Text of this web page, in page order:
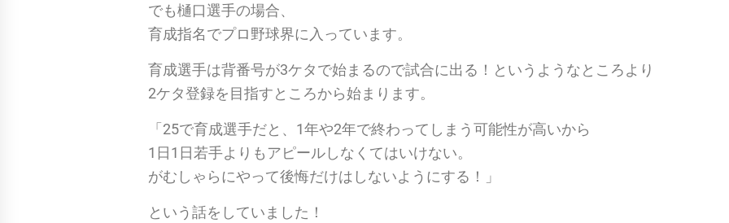
でも樋口選手の場合、
育成指名でプロ野球界に入っています。
育成選手は背番号が3ケタで始まるので試合に出る！というようなところより
2ケタ登録を目指すところから始まります。
「25で育成選手だと、1年や2年で終わってしまう可能性が高いから
1日1日若手よりもアピールしなくてはいけない。
がむしゃらにやって後悔だけはしないようにする！」
という話をしていました！